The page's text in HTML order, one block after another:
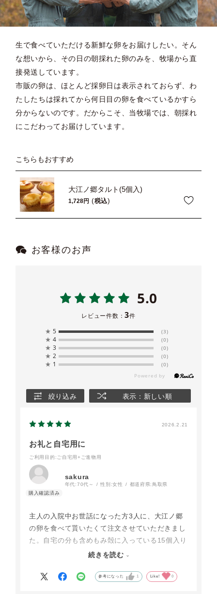
生で食べていただける新鮮な卵をお届けしたい。そん
な想いから、その日の朝採れた卵のみを、牧場から直
接発送しています。
市販の卵は、ほとんど採卵日は表示されておらず、わ
たしたちは採れてから何日目の卵を食べているかすら
分からないのです。だからこそ、当牧場では、朝採れ
にこだわってお届けしています。
こちらもおすすめ
大江ノ郷タルト(5個入)
1,728 税込
お客様のお声
5.0
レビュー件数：3件
★ 5 (3)
★ 4 (0)
★ 3 (0)
★ 2 (0)
★ 1 (0)
絞り込み 表示：新しい順
2026.2.21
お礼と自宅用に
ご利用目的 :ご自宅用+ご進物用
sakura
年代:70代～ 性別:女性 都道府県: 鳥取県
主人の入院中お世話になった方3人に、大江ノ郷
の卵を食べて貰いたくて注文させていただきまし
た。自宅の分も含めもみ殻に入っている15個入り
が欲しかったので初めは30個入りを2セット購入
が、条件にぴったりの15個入り4箱のセットがあ
続きを読む
参考になった 1 Like! 0